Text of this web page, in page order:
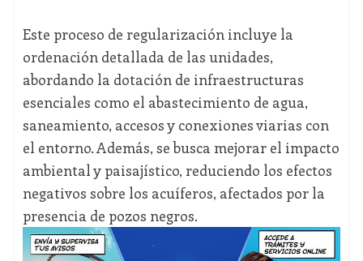
Este proceso de regularización incluye la
ordenación detallada de las unidades,
abordando la dotación de infraestructuras
esenciales como el abastecimiento de agua,
saneamiento, accesos y conexiones viarias con
el entorno. Además, se busca mejorar el impacto
ambiental y paisajístico, reduciendo los efectos
negativos sobre los acuíferos, afectados por la
presencia de pozos negros.